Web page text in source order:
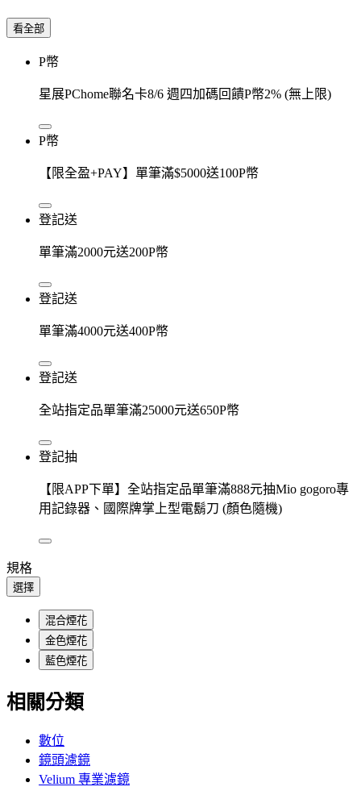
看全部
P幣
星展PChome聯名卡8/6 週四加碼回饋P幣2% (無上限)
P幣
【限全盈+PAY】單筆滿$5000送100P幣
登記送
單筆滿2000元送200P幣
登記送
單筆滿4000元送400P幣
登記送
全站指定品單筆滿25000元送650P幣
登記抽
【限APP下單】全站指定品單筆滿888元抽Mio gogoro專
用記錄器、國際牌掌上型電鬍刀 (顏色隨機)
規格
選擇
混合煙花
金色煙花
藍色煙花
相關分類
數位
鏡頭濾鏡
Velium 專業濾鏡